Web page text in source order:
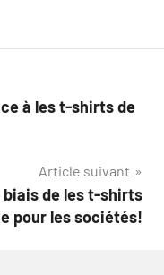
à les t-shirts de
Article suivant
biais de les t-shirts
pour les sociétés!